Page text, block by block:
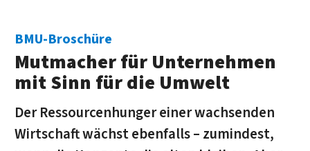
BMU-Broschüre
Mutmacher für Unternehmen
mit Sinn für die Umwelt
Der Ressourcenhunger einer wachsenden
Wirtschaft wächst ebenfalls – zumindest,